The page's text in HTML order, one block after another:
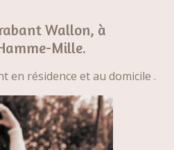
Wallon, à
Mille.
en résidence et au domicile .